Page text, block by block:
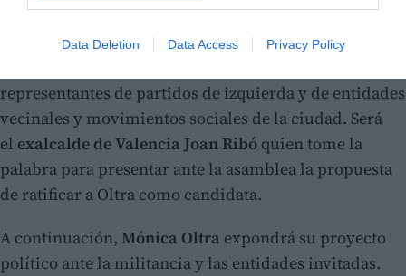
Data Deletion Data Access Privacy Policy
El papel de Ribó y la intervención de Oltra
Los portavoces de Compromís per València abrirán el
representantes de partidos de izquierda y de entidades
vecinales y movimientos sociales de la ciudad. Será
el exalcalde de Valencia Joan Ribó quien tome la
palabra para presentar ante la asamblea la propuesta
de ratificar a Oltra como candidata.
A continuación, Mónica Oltra expondrá su proyecto
político ante la militancia y las entidades invitadas.